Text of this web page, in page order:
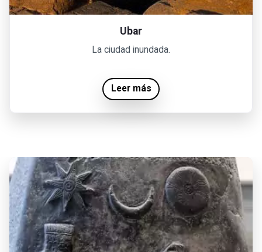
Ubar
La ciudad inundada.
Leer más